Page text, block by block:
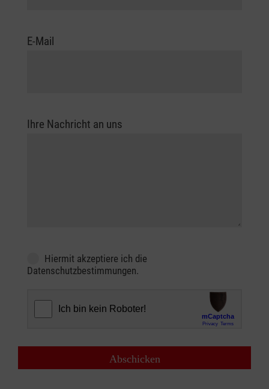
E-Mail
Ihre Nachricht an uns
Datenschutzbestimmungen.